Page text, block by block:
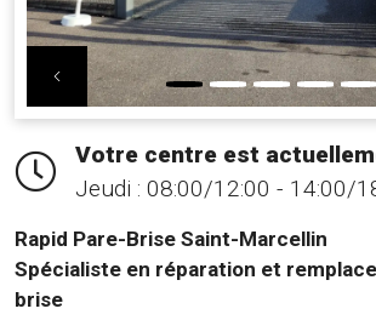
Previous
Votre centre est
Jeudi : 08:00/12:00 - 14:00/
Rapid Pare-Brise Saint-Marcellin
Spécialiste en réparation et
brise